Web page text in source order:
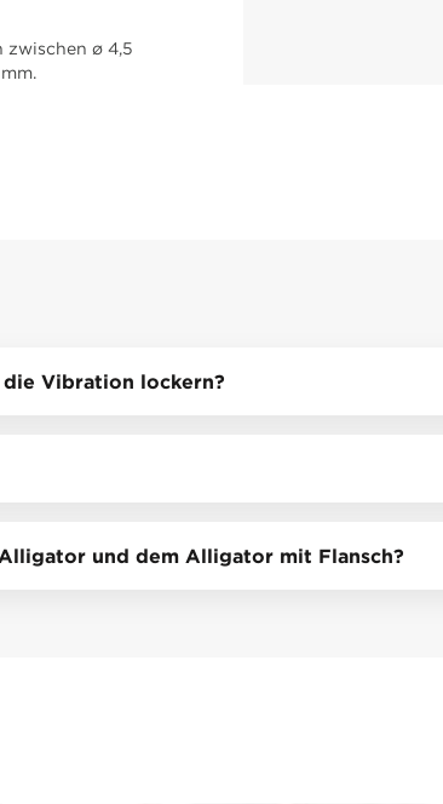
zwischen ø 4,5
Vibration lockern?
und dem Alligator mit Flansch?